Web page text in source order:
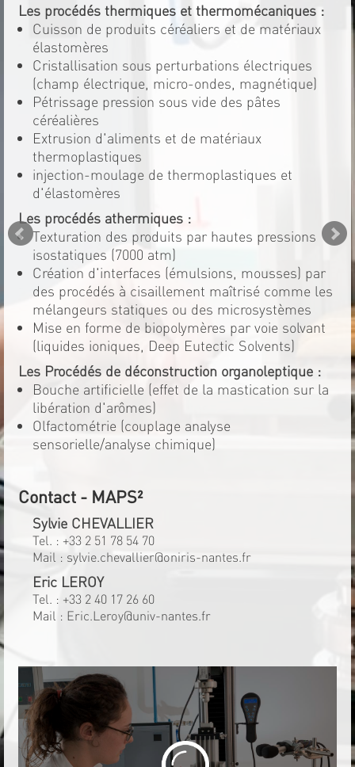
Les procédés thermiques et thermomécaniques :
Cuisson de produits céréaliers et de matériaux
élastomères
Cristallisation sous perturbations électriques
(champ électrique, micro-ondes, magnétique)
Pétrissage pression sous vide des pâtes
céréalières
Extrusion d'aliments et de matériaux
thermoplastiques
injection-moulage de thermoplastiques et
d'élastomères
Les procédés athermiques :
Texturation des produits par hautes pressions
isostatiques (7000 atm)
Création d'interfaces (émulsions, mousses) par
des procédés à cisaillement maîtrisé comme les
mélangeurs statiques ou des microsystèmes
Mise en forme de biopolymères par voie solvant
(liquides ioniques, Deep Eutectic Solvents)
Les Procédés de déconstruction organoleptique :
Bouche artificielle (effet de la mastication sur la
libération d'arômes)
Olfactométrie (couplage analyse
sensorielle/analyse chimique)
Contact - MAPS²
Sylvie CHEVALLIER
Tel. : +33 2 51 78 54 70
Mail : sylvie.chevallier@oniris-nantes.fr
Eric LEROY
Tel. : +33 2 40 17 26 60
Mail : Eric.Leroy@univ-nantes.fr